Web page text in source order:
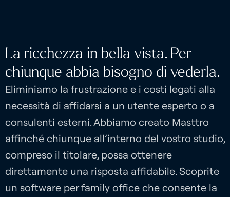
La ricchezza in bella vista. Per
chiunque abbia bisogno di vederla.
Eliminiamo la frustrazione e i costi legati alla
necessità di affidarsi a un utente esperto o a
consulenti esterni. Abbiamo creato Masttro
affinché chiunque all’interno del vostro studio,
compreso il titolare, possa ottenere
direttamente una risposta affidabile. Scoprite
un software per family office che consente la